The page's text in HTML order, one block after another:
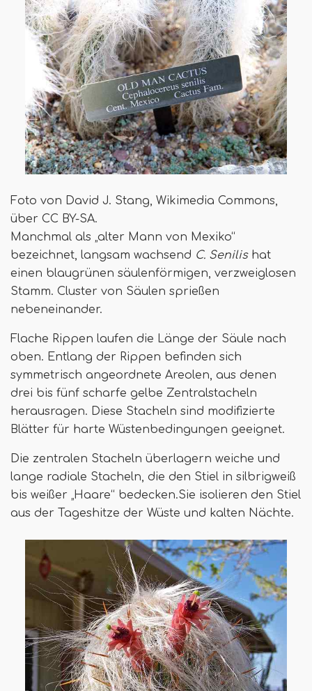
Foto von David J. Stang, Wikimedia Commons,
über CC BY-SA.
Manchmal als „alter Mann von Mexiko“
bezeichnet, langsam wachsend C. Senilishat
einen blaugrünen säulenförmigen, verzweiglosen
Stamm. Cluster von Säulen sprießen
nebeneinander.
Flache Rippen laufen die Länge der Säule nach
oben. Entlang der Rippen befinden sich
symmetrisch angeordnete Areolen, aus denen
drei bis fünf scharfe gelbe Zentralstacheln
herausragen. Diese Stacheln sind modifizierte
Blätter für harte Wüstenbedingungen geeignet.
Die zentralen Stacheln überlagern weiche und
lange radiale Stacheln, die den Stiel in silbrigweiß
bis weißer „Haare“ bedecken.Sie isolieren den Stiel
aus der Tageshitze der Wüste und kalten Nächte.